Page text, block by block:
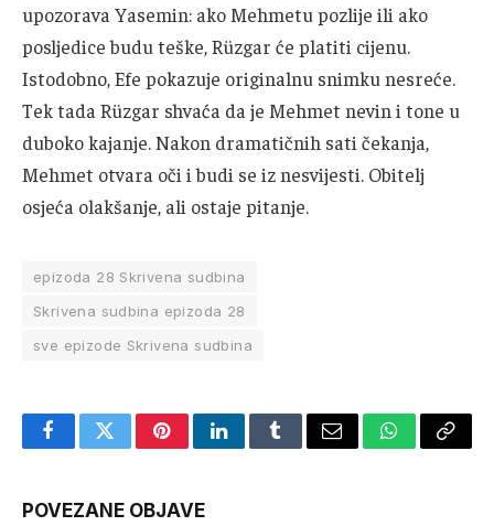
upozorava Yasemin: ako Mehmetu pozlije ili ako
posljedice budu teške, Rüzgar će platiti cijenu.
Istodobno, Efe pokazuje originalnu snimku nesreće.
Tek tada Rüzgar shvaća da je Mehmet nevin i tone u
duboko kajanje. Nakon dramatičnih sati čekanja,
Mehmet otvara oči i budi se iz nesvijesti. Obitelj
osjeća olakšanje, ali ostaje pitanje.
epizoda 28 Skrivena sudbina
Skrivena sudbina epizoda 28
sve epizode Skrivena sudbina
FacebookTwitterPinterestLinkedInTumblrEmail WhatsApp
Copy
POVEZANE OBJAVE